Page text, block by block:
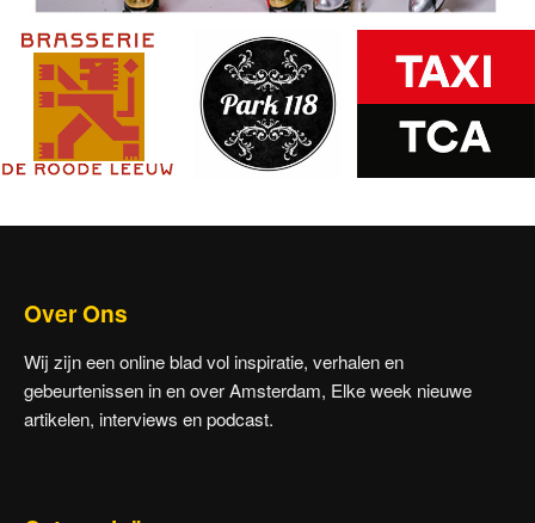
Over Ons
Wij zijn een online blad vol inspiratie, verhalen en
gebeurtenissen in en over Amsterdam, Elke week nieuwe
artikelen, interviews en podcast.